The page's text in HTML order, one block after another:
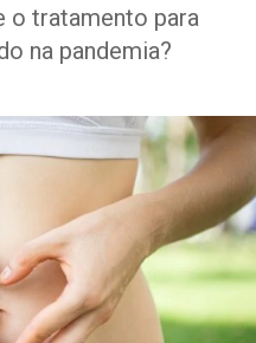
o tratamento para
na pandemia?